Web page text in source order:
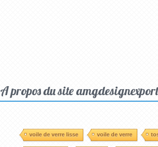
A propos du site
voile de verre lisse voile de verre